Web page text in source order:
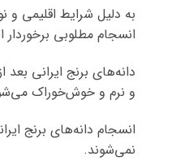
به دلیل شرایط اقلیمی
انسجام مطلوبی
دانه‌های برنج ایرانی
و نرم و خوش‌خوراک
انسجام دانه‌های برنج
نمی‌شوند.